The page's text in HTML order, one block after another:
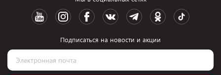
Подписаться на новости и акции